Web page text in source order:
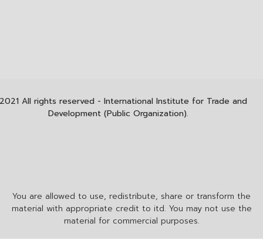
You are allowed to use, redistribute, share or transform the
material with appropriate credit to itd. You may not use the
material for commercial purposes.
All rights reserved - International Institute for Trade and
Development (Public Organization).